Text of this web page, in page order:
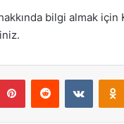
bilgi almak
PinterestReddit